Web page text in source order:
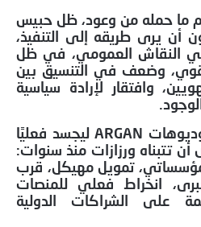
ما حمله من وعود، ظل حبيس
أن يرى طريقه إلى التنفيذ،
النقاش العمومي، في ظل
وضعف في التنسيق بين
وافتقار لإرادة سياسية
اليوم، يأتي مشروع استوديوهات ARGAN ليجسد فعليًا
تتبناه ورزازات منذ سنوات:
تمويل مهيكل، قرب
انخراط فعلي للمنصات
على الشراكات الدولية